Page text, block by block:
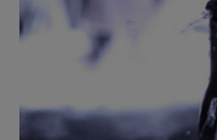
Cookie Laufzeit
Name
Tawk
Zweck
k.A.